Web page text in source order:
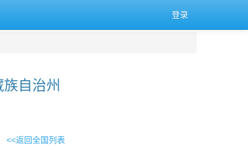
登录
自治州
<<返回全国列表